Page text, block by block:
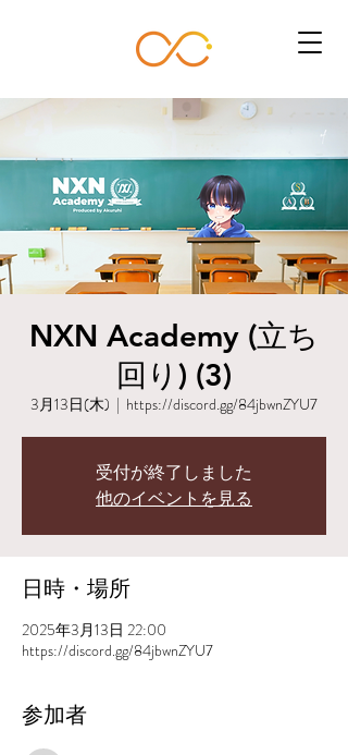
NXN Academy (立ち
回り) (3)
3月13日(木)
  |
https://discord.gg/84jbwnZYU7
受付が終了しました
他のイベントを見る
日時・場所
2025年3月13日 22:00
https://discord.gg/84jbwnZYU7
参加者